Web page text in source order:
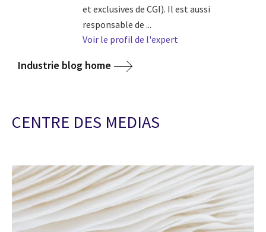
et exclusives de CGI). Il est aussi
responsable de ...
Voir le profil de l'expert
Industrie blog home
CENTRE DES MEDIAS